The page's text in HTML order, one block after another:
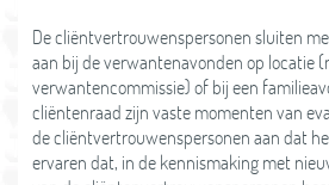
De cliëntvertrouwenspersonen sluiten
aan bij de verwantenavonden op locatie
verwantencommissie) of bij een
cliëntenraad zijn vaste momenten van
de cliëntvertrouwenspersonen aan dat
ervaren dat, in de kennismaking met